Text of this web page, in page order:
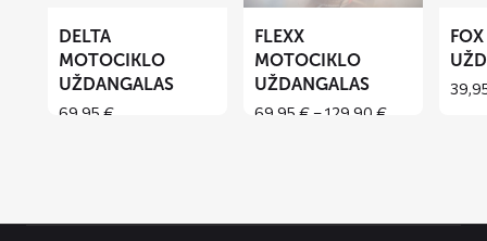
DELTA
MOTOCIKLO
UŽDANGALAS
69,95 €
FLEXX
MOTOCIKLO
UŽDANGALAS
69,95€–129,90€Price